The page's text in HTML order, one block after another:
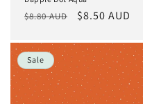
Normaler
$8.80 AUD Verkaufspreis
$8.50 AUD
Sale